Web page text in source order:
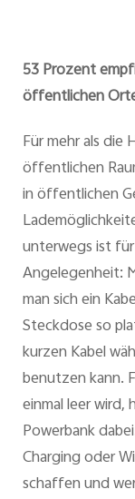
53 Prozent
öffentlichen
Für mehr als
öffentlichen
in öffentlichen
unterwegs ist
Angelegenheit:
man sich ein
Steckdose so
kurzen Kabel
benutzen kann.
einmal leer wird,
Powerbank
Charging oder
schaffen und